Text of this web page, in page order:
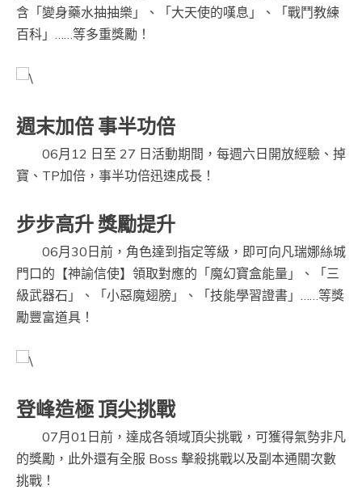
含「變身藥水抽抽樂」、「大天使的嘆息」、「戰鬥教練
百科」……等多重獎勵！
週末加倍 事半功倍
06月12 日至 27 日活動期間，每週六日開放經驗、掉
寶、TP加倍，事半功倍迅速成長！
步步高升 獎勵提升
06月30日前，角色達到指定等級，即可向凡瑞娜絲城
門口的【神諭信使】領取對應的「魔幻寶盒能量」、「三
級武器石」、「小惡魔翅膀」、「技能學習證書」……等獎
勵豐富道具！
登峰造極 頂尖挑戰
07月01日前，達成各領域頂尖挑戰，可獲得氣勢非凡
的獎勵，此外還有全服 Boss 擊殺挑戰以及副本通關次數
挑戰！